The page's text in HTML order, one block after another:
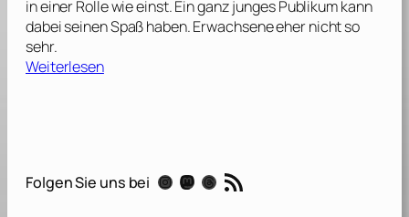
3
2
e
H
d
g
in einer Rolle wie einst. Ein ganz junges Publikum kann
dabei seinen Spaß haben. Erwachsene eher nicht so
sehr.
Weiterlesen:
T
Folgen Sie uns bei Instagram Mastodon Threads RSS-Feed